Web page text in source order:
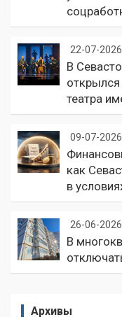
22-07-
В
театра
09-07-2026
как
в
26-06-
В
Архивы